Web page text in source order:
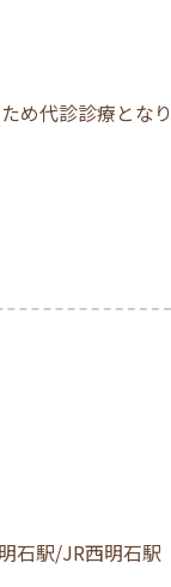
代診診療となり
石駅/JR西明石駅